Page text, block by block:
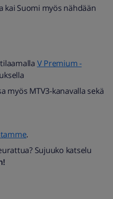
kai Suomi myös nähdään
V Premium -
myös MTV3-kanavalla sekä
.
Sujuuko katselu